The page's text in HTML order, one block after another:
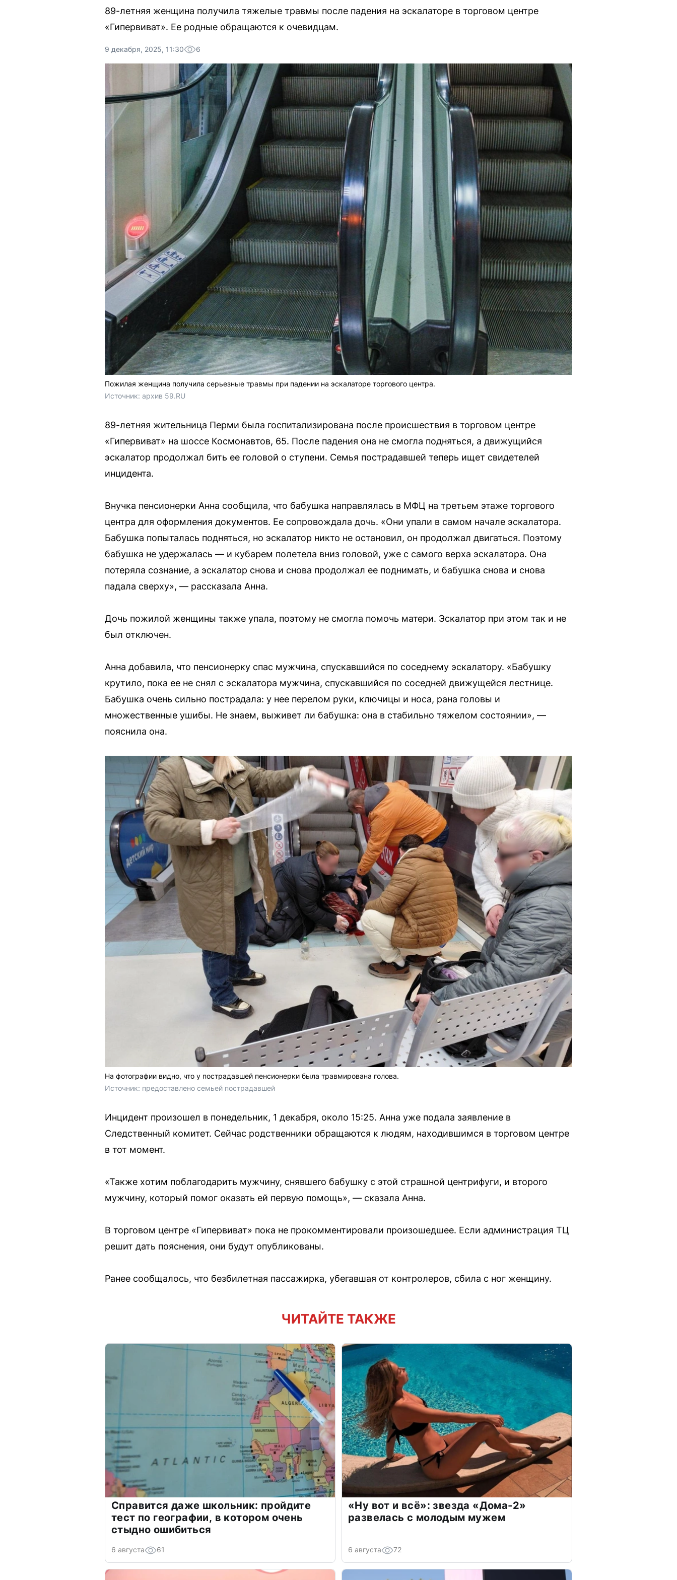
89-летняя женщина получила тяжелые травмы после падения на эскалаторе в торговом центре
«Гипервиват». Ее родные обращаются к очевидцам.
9 декабря, 2025, 11:30 6
Пожилая женщина получила серьезные травмы при падении на эскалаторе торгового центра.
Источник: архив 59.RU
89-летняя жительница Перми была госпитализирована после происшествия в торговом центре
«Гипервиват» на шоссе Космонавтов, 65. После падения она не смогла подняться, а движущийся
эскалатор продолжал бить ее головой о ступени. Семья пострадавшей теперь ищет свидетелей
инцидента.
Внучка пенсионерки Анна сообщила, что бабушка направлялась в МФЦ на третьем этаже торгового
центра для оформления документов. Ее сопровождала дочь. «Они упали в самом начале эскалатора.
Бабушка попыталась подняться, но эскалатор никто не остановил, он продолжал двигаться. Поэтому
бабушка не удержалась — и кубарем полетела вниз головой, уже с самого верха эскалатора. Она
потеряла сознание, а эскалатор снова и снова продолжал ее поднимать, и бабушка снова и снова
падала сверху», — рассказала Анна.
Дочь пожилой женщины также упала, поэтому не смогла помочь матери. Эскалатор при этом так и не
был отключен.
Анна добавила, что пенсионерку спас мужчина, спускавшийся по соседнему эскалатору. «Бабушку
крутило, пока ее не снял с эскалатора мужчина, спускавшийся по соседней движущейся лестнице.
Бабушка очень сильно пострадала: у нее перелом руки, ключицы и носа, рана головы и
множественные ушибы. Не знаем, выживет ли бабушка: она в стабильно тяжелом состоянии», —
пояснила она.
На фотографии видно, что у пострадавшей пенсионерки была травмирована голова.
Источник: предоставлено семьей пострадавшей
Инцидент произошел в понедельник, 1 декабря, около 15:25. Анна уже подала заявление в
Следственный комитет. Сейчас родственники обращаются к людям, находившимся в торговом центре
в тот момент.
«Также хотим поблагодарить мужчину, снявшего бабушку с этой страшной центрифуги, и второго
мужчину, который помог оказать ей первую помощь», — сказала Анна.
В торговом центре «Гипервиват» пока не прокомментировали произошедшее. Если администрация ТЦ
решит дать пояснения, они будут опубликованы.
Ранее сообщалось, что безбилетная пассажирка, убегавшая от контролеров, сбила с ног женщину.
ЧИТАЙТЕ ТАКЖЕ
Справится даже школьник: пройдите
тест по географии, в котором очень
стыдно ошибиться
6 августа 61
«Ну вот и всё»: звезда «Дома-2»
развелась с молодым мужем
6 августа 72